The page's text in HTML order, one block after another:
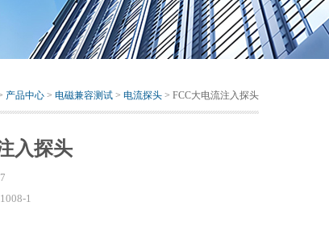
产品中心 > 电磁兼容测试 > 电流探头 > FCC大电流注入探头
入探头
1